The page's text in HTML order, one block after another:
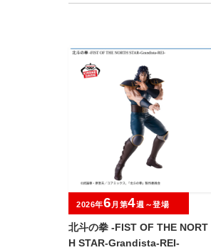
北斗の拳 -FIST OF THE NORT
H STAR-Grandista-REI-
2026年6 月第4週～登場